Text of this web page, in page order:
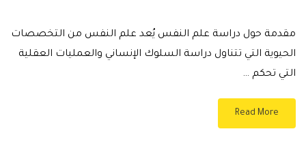
مقدمة حول دراسة علم النفس يُعد علم النفس من التخصصات
الحيوية التي تتناول دراسة السلوك الإنساني والعمليات العقلية
التي تحكم …
Read More